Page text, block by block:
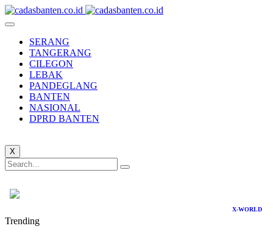
SERANG
TANGERANG
CILEGON
LEBAK
PANDEGLANG
BANTEN
NASIONAL
DPRD BANTEN
X
X-WORLD
Trending